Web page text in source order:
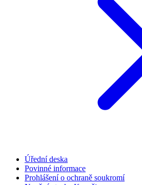
Úřední deska
Povinné informace
Prohlášení o ochraně soukromí